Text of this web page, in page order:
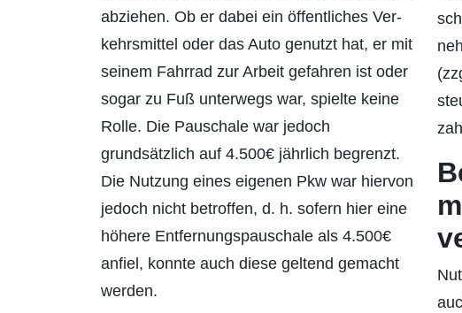
abziehen. Ob er dabei ein öffentliches Ver­
kehrsmittel oder das Auto genutzt hat, er mit
seinem Fahrrad zur Arbeit gefahren ist oder
sogar zu Fuß unterwegs war, spielte keine
Rolle. Die Pauschale war jedoch
grundsätzlich auf 4.500€ jährlich begrenzt.
Die Nutzung eines eigenen Pkw war hiervon
jedoch nicht betroffen, d. h. sofern hier eine
höhere Entfernungspau­schale als 4.500€
anfiel, konnte auch diese geltend gemacht
werden.